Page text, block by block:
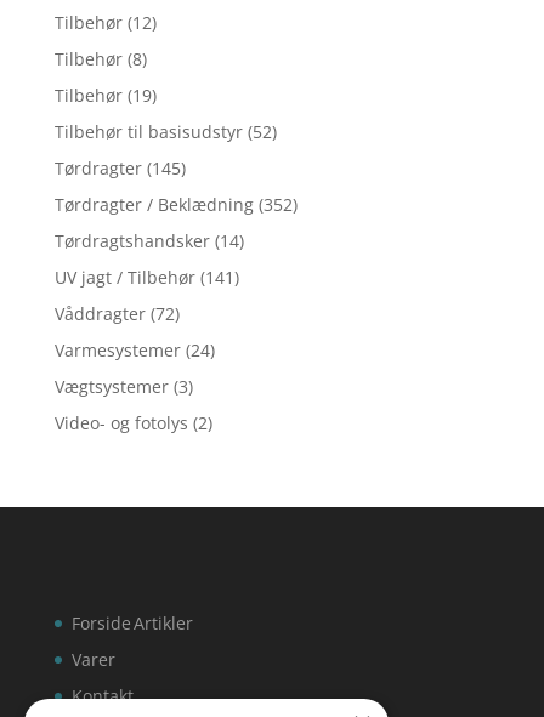
Tilbehør (12)
Tilbehør (8)
Tilbehør (19)
Tilbehør til basisudstyr (52)
Tørdragter (145)
Tørdragter / Beklædning (352)
Tørdragtshandsker (14)
UV jagt / Tilbehør (141)
Våddragter (72)
Varmesystemer (24)
Vægtsystemer (3)
Video- og fotolys (2)
Forside
Varer
Kontakt
Artikler